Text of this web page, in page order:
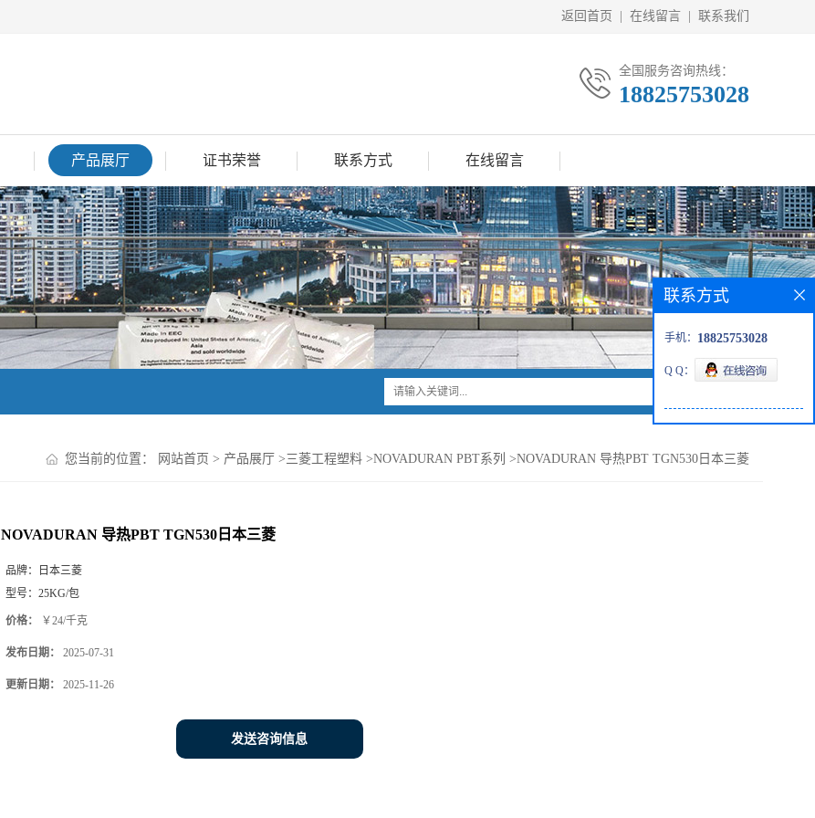
返回首页 在线留言 联系我们
全国服务咨询热线：
18825753028
产品展厅 证书荣誉 联系方式 在线留言
您当前的位置： 网站首页 > 产品展厅 >三菱工程塑料 >NOVADURAN PBT系列 >NOVADURAN 导热PBT TGN530日本三菱
NOVADURAN 导热PBT TGN530日本三菱
品牌：
日本三菱
型号： 25KG/包
价格： ￥24/千克
发布日期： 2025-07-31
更新日期： 2025-11-26
发送咨询信息
联系方式
手机： 18825753028
Q Q：